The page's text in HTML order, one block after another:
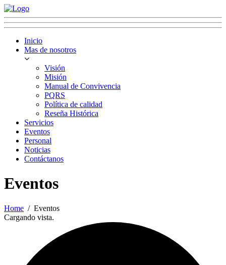
Inicio
Mas de nosotros
Visión
Misión
Manual de Convivencia
PQRS
Política de calidad
Reseña Histórica
Servicios
Eventos
Personal
Noticias
Contáctanos
Eventos
Home
Eventos
Cargando vista.